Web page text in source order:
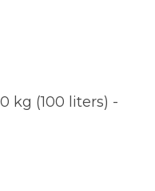
kg (100 liters) -